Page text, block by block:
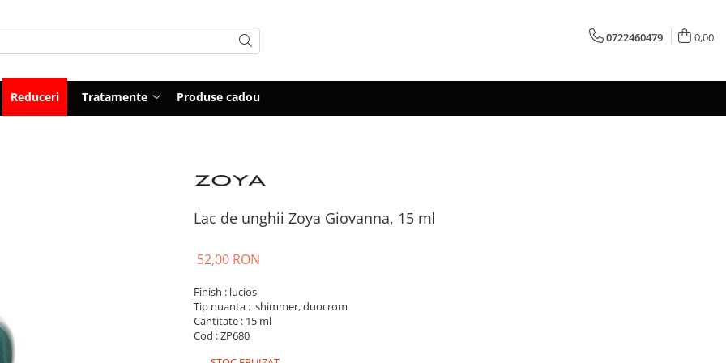
0722460479 0,00
Reduceri Tratamente Produse cadou
Lac de unghii Zoya Giovanna, 15 ml
52,00 RON
Finish : lucios
Tip nuanta : shimmer, duocrom
Cantitate : 15 ml
Cod : ZP680